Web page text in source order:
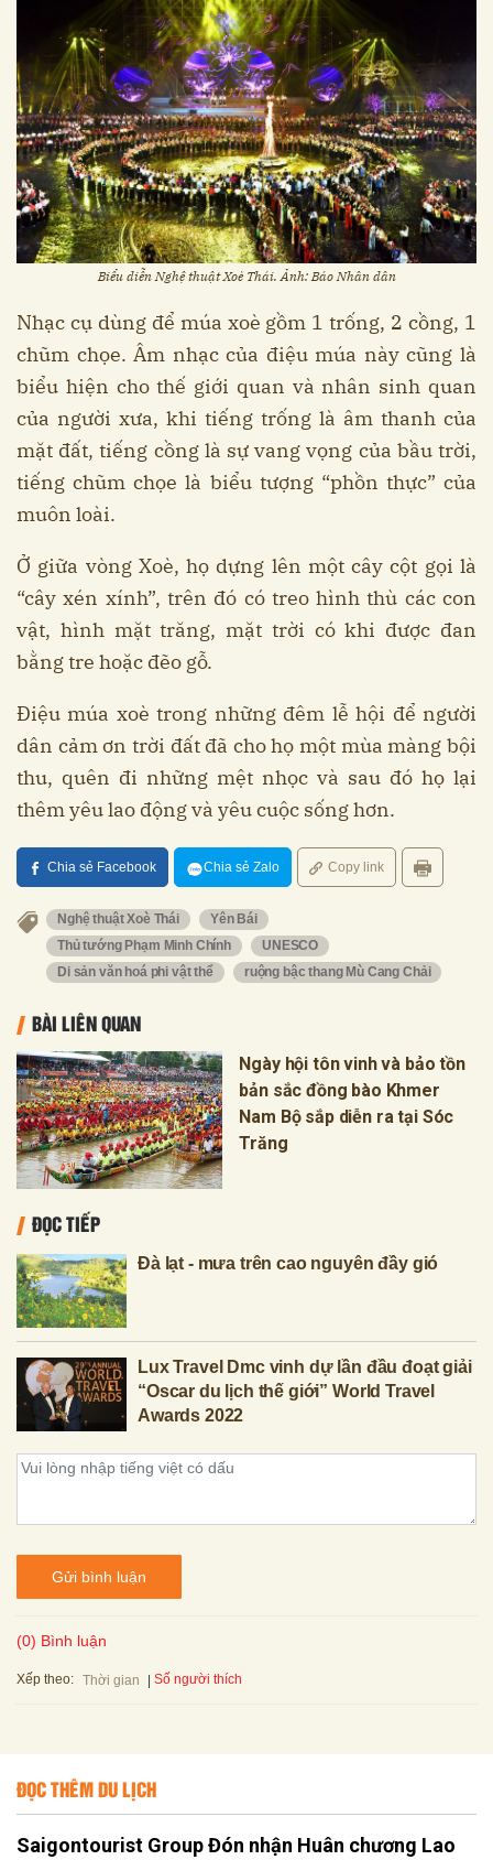
Biểu diễn Nghệ thuật Xoè Thái. Ảnh: Báo Nhân dân
Nhạc cụ dùng để múa xoè gồm 1 trống, 2 cồng, 1
chũm chọe. Âm nhạc của điệu múa này cũng là
biểu hiện cho thế giới quan và nhân sinh quan
của người xưa, khi tiếng trống là âm thanh của
mặt đất, tiếng cồng là sự vang vọng của bầu trời,
tiếng chũm chọe là biểu tượng “phồn thực” của
muôn loài.
Ở giữa vòng Xoè, họ dựng lên một cây cột gọi là
“cây xén xính”, trên đó có treo hình thù các con
vật, hình mặt trăng, mặt trời có khi được đan
bằng tre hoặc đẽo gỗ.
Điệu múa xoè trong những đêm lễ hội để người
dân cảm ơn trời đất đã cho họ một mùa màng bội
thu, quên đi những mệt nhọc và sau đó họ lại
thêm yêu lao động và yêu cuộc sống hơn.
Chia sẻ Facebook Chia sẻ Zalo Copy link
Nghệ thuật Xoè Thái
Yên Bái
Thủ tướng Phạm Minh Chính
UNESCO
Di sản văn hoá phi vật thể
ruộng bậc thang Mù Cang Chải
BÀI LIÊN QUAN
Ngày hội tôn vinh và bảo tồn
bản sắc đồng bào Khmer
Nam Bộ sắp diễn ra tại Sóc
Trăng
ĐỌC TIẾP
Đà lạt - mưa trên cao nguyên đầy gió
Lux Travel Dmc vinh dự lần đầu đoạt giải
“Oscar du lịch thế giới” World Travel
Awards 2022
Gửi bình luận
(0) Bình luận
Xếp theo: Thời gian Số người thích
ĐỌC THÊM DU LỊCH
Saigontourist Group Đón nhận Huân chương Lao